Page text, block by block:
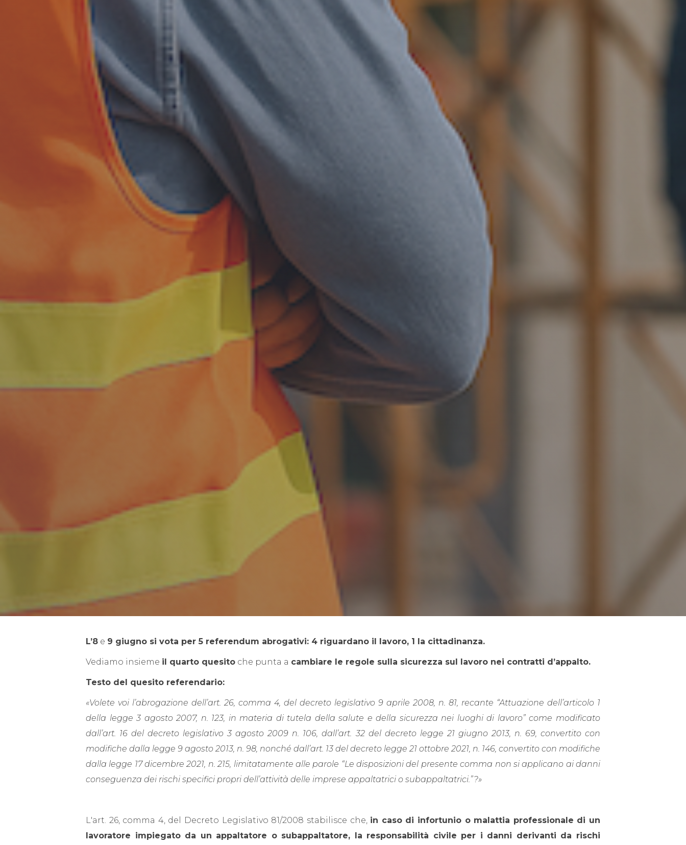
L’8 e 9 giugno si vota per 5 referendum abrogativi: 4 riguardano il lavoro, 1 la cittadinanza.
Vediamo insieme il quarto quesito che punta a cambiare le regole sulla sicurezza sul lavoro nei contratti d’appalto.
Testo del quesito referendario:
«Volete voi l’abrogazione dell’art. 26, comma 4, del decreto legislativo 9 aprile 2008, n. 81, recante “Attuazione dell’articolo 1
della legge 3 agosto 2007, n. 123, in materia di tutela della salute e della sicurezza nei luoghi di lavoro” come modificato
dall’art. 16 del decreto legislativo 3 agosto 2009 n. 106, dall’art. 32 del decreto legge 21 giugno 2013, n. 69, convertito con
modifiche dalla legge 9 agosto 2013, n. 98, nonché dall’art. 13 del decreto legge 21 ottobre 2021, n. 146, convertito con modifiche
dalla legge 17 dicembre 2021, n. 215, limitatamente alle parole “Le disposizioni del presente comma non si applicano ai danni
conseguenza dei rischi specifici propri dell’attività delle imprese appaltatrici o subappaltatrici.”?»
L'art. 26, comma 4, del Decreto Legislativo 81/2008 stabilisce che, in caso di infortunio o malattia professionale di un
lavoratore impiegato da un appaltatore o subappaltatore, la responsabilità civile per i danni derivanti da rischi